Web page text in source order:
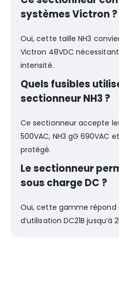
systèmes Victron ?
Oui, cette taille NH3
Victron 48VDC
intensité.
Quels fusibles
sectionneur NH3 ?
Ce sectionneur accepte
500VAC, NH3 gG 690VAC
protégé.
Le sectionneur
sous charge DC ?
Oui, cette gamme répond
d’utilisation DC21B jusqu’à